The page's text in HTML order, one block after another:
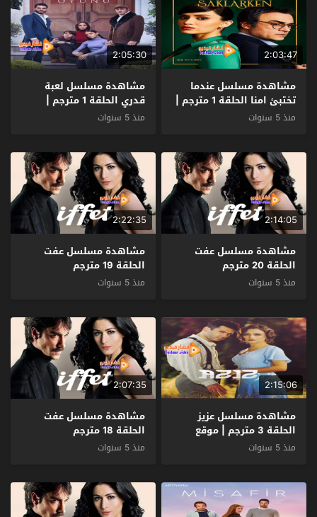
2:03:47
مشاهدة مسلسل عندما
تختبئ امنا الحلقة 1 مترجم |
موقع قصة عشق
منذ 5 سنوات
2:05:30
مشاهدة مسلسل لعبة
قدري الحلقة 1 مترجم |
موقع قصة عشق
منذ 5 سنوات
2:14:05
مشاهدة مسلسل عفت
الحلقة 20 مترجم
منذ 5 سنوات
2:22:35
مشاهدة مسلسل عفت
الحلقة 19 مترجم
منذ 5 سنوات
2:15:06
مشاهدة مسلسل عزيز
الحلقة 3 مترجم | موقع
قصة عشق
منذ 5 سنوات
2:07:35
مشاهدة مسلسل عفت
الحلقة 18 مترجم
منذ 5 سنوات